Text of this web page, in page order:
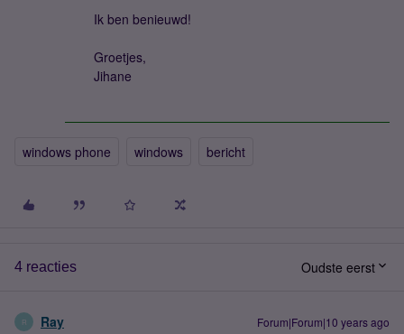
Ik ben benieuwd!
Groetjes,
Jihane
windows phone windows bericht
4 reacties Oudste eerst
R Ray Forum|Forum|10 years ago